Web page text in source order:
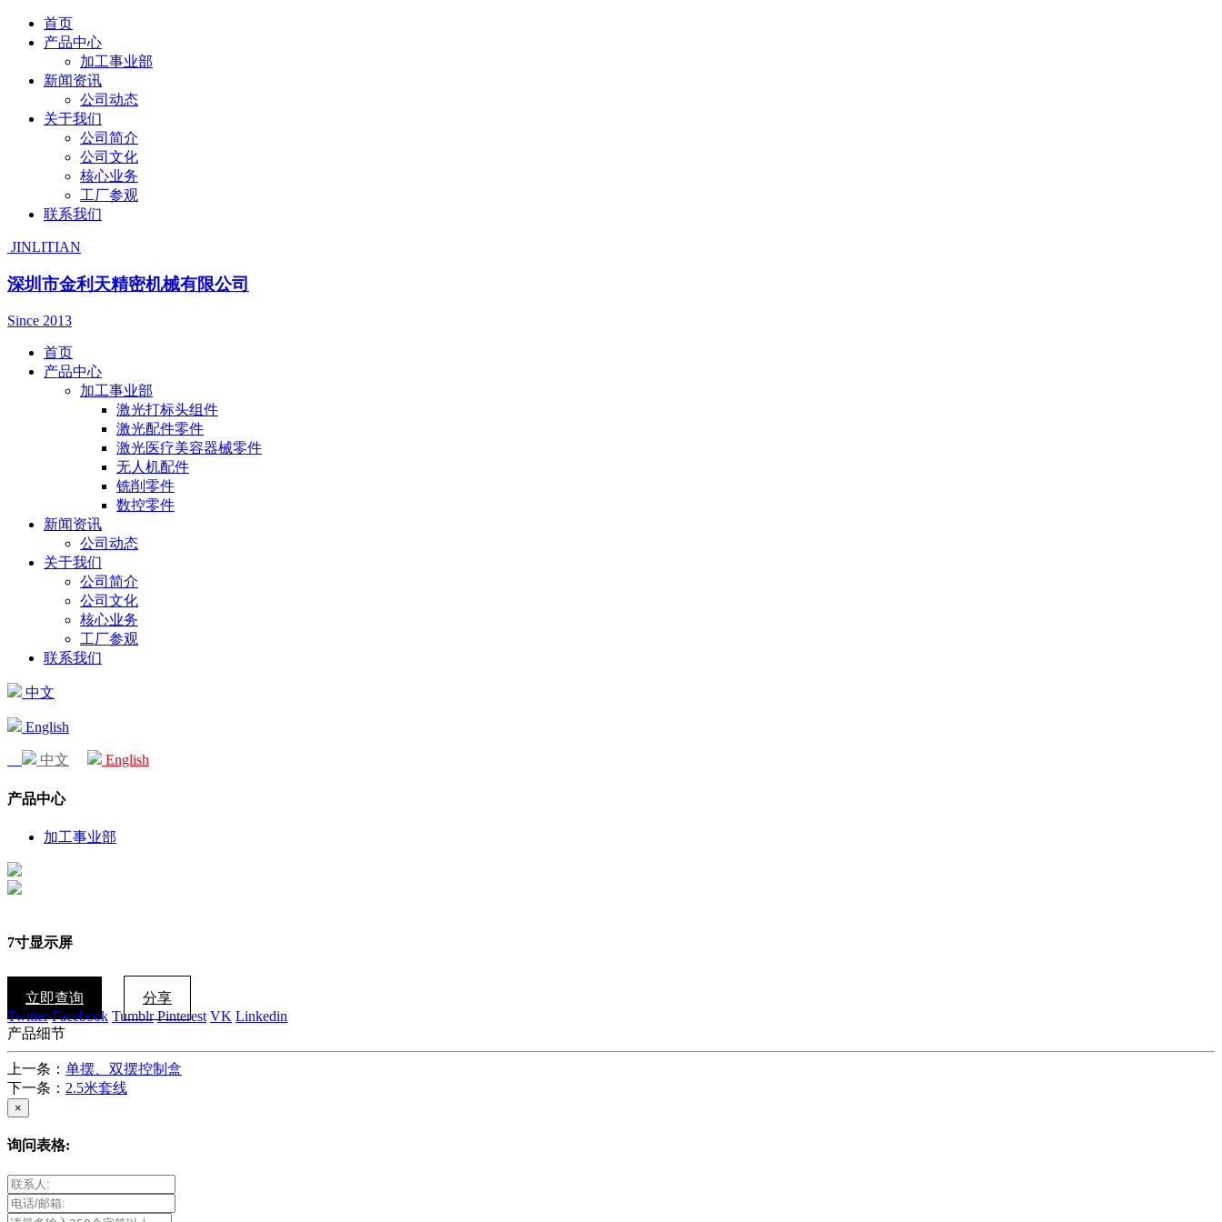
首页
产品中心
加工事业部
新闻资讯
公司动态
关于我们
公司简介
公司文化
核心业务
工厂参观
联系我们
JINLITIAN
深圳市金利天精密机械有限公司
Since 2013
首页
产品中心
加工事业部
激光打标头组件
激光配件零件
激光医疗美容器械零件
无人机配件
铣削零件
数控零件
新闻资讯
公司动态
关于我们
公司简介
公司文化
核心业务
工厂参观
联系我们
中文
English
中文 English
产品中心
加工事业部
7寸显示屏
立即查询
分享
Twitter Facebook Tumblr Pinterest VK Linkedin
产品细节
上一条： 单摆、双摆控制盒
下一条： 2.5米套线
×
询问表格: